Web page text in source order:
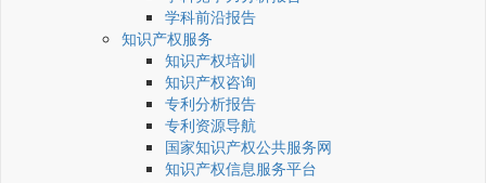
学科前沿报告
知识产权服务
知识产权培训
知识产权咨询
专利分析报告
专利资源导航
国家知识产权公共服务网
知识产权信息服务平台